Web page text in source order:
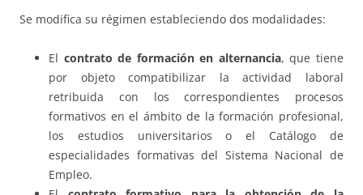
Se modifica su régimen estableciendo dos modalidades:
El contrato de formación en alternancia, que tiene
por objeto compatibilizar la actividad laboral
retribuida con los correspondientes procesos
formativos en el ámbito de la formación profesional,
los estudios universitarios o el Catálogo de
especialidades formativas del Sistema Nacional de
Empleo.